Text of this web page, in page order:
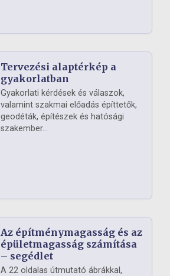
Tervezési alaptérkép a
gyakorlatban
Gyakorlati kérdések és válaszok,
valamint szakmai előadás építtetők,
geodéták, építészek és hatósági
szakember...
Az építménymagasság és az
épületmagasság számítása
– segédlet
A 22 oldalas útmutató ábrákkal,